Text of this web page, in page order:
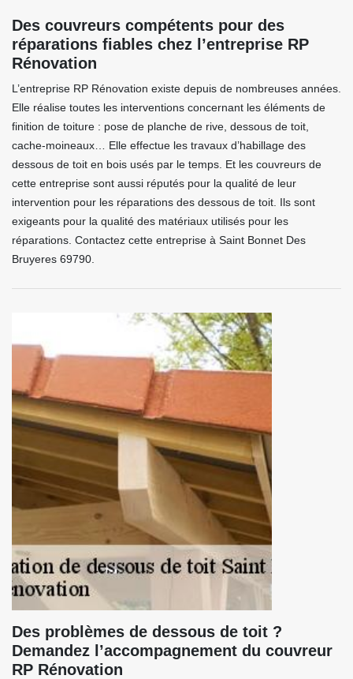
Des couvreurs compétents pour des
réparations fiables chez l’entreprise RP
Rénovation
L’entreprise RP Rénovation existe depuis de nombreuses années.
Elle réalise toutes les interventions concernant les éléments de
finition de toiture : pose de planche de rive, dessous de toit,
cache-moineaux… Elle effectue les travaux d’habillage des
dessous de toit en bois usés par le temps. Et les couvreurs de
cette entreprise sont aussi réputés pour la qualité de leur
intervention pour les réparations des dessous de toit. Ils sont
exigeants pour la qualité des matériaux utilisés pour les
réparations. Contactez cette entreprise à Saint Bonnet Des
Bruyeres 69790.
Des problèmes de dessous de toit ?
Demandez l’accompagnement du couvreur
RP Rénovation